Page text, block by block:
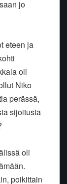
jo
eteen ja
oli
Niko
perässä,
sijoitusta
oli
poikittain